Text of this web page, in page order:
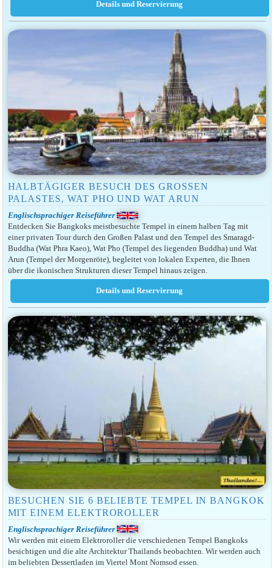
HALBTÄGIGER BESUCH DES GROSSEN P
ALASTES, WAT PHO UND WAT ARUN
Englischsprachiger Reiseführer
Entdecken Sie Bangkoks meistbesuchte Tempel in einem halben Tag mit
einer privaten Tour durch den Großen Palast und den Tempel des Smaragd-
Buddha (Wat Phra Kaeo), Wat Pho (Tempel des liegenden Buddha) und Wat
Arun (Tempel der Morgenröte), begleitet von lokalen Experten, die Ihnen
über die ikonischen Strukturen dieser Tempel hinaus zeigen.
BESUCHEN SIE 6 BELIEBTE TEMPEL IN BANGKOK
MIT EINEM ELEKTROROLLER
Englischsprachiger Reiseführer
Wir werden mit einem Elektroroller die verschiedenen Tempel Bangkoks
besichtigen und die alte Architektur Thailands beobachten. Wir werden auch
im beliebten Dessertladen im Viertel Mont Nomsod essen.